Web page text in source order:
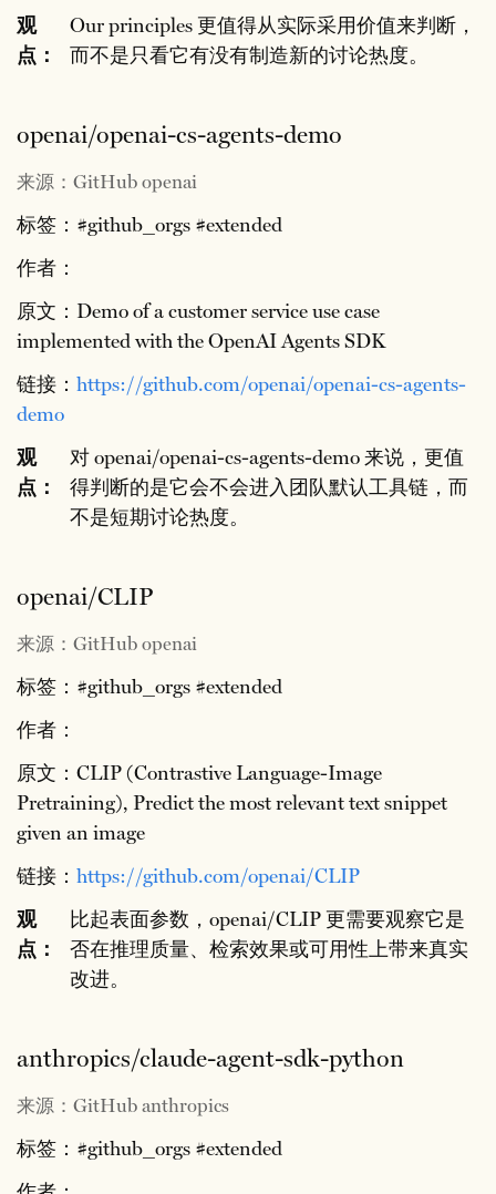
观
点：
Our principles 更值得从实际采用价值来判断，
而不是只看它有没有制造新的讨论热度。
openai/openai-cs-agents-demo
来源：GitHub openai
标签：#github_orgs #extended
作者：
原文：Demo of a customer service use case
implemented with the OpenAI Agents SDK
链接： https://github.com/openai/openai-cs-agents-
demo
观
点：
对 openai/openai-cs-agents-demo 来说，更值
得判断的是它会不会进入团队默认工具链，而
不是短期讨论热度。
openai/CLIP
来源：GitHub openai
标签：#github_orgs #extended
作者：
原文：CLIP (Contrastive Language-Image
Pretraining), Predict the most relevant text snippet
given an image
链接： https://github.com/openai/CLIP
观
点：
比起表面参数，openai/CLIP 更需要观察它是
否在推理质量、检索效果或可用性上带来真实
改进。
anthropics/claude-agent-sdk-python
来源：GitHub anthropics
标签：#github_orgs #extended